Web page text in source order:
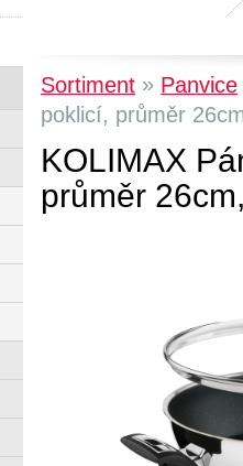
Sortiment » Panvice
poklicí, průměr
KOLIMAX
průměr